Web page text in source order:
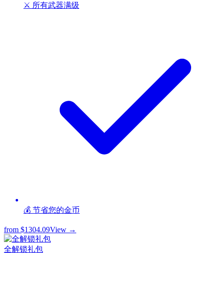
⚔️ 所有武器满级
💰 节省您的金币
from $1304.09View →
全解锁礼包